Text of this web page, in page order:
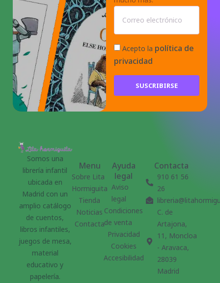
Acepto la política de
privacidad
SUSCRIBIRSE
Somos una
librería infantil
ubicada en
Madrid con un
amplio catálogo
de cuentos,
libros infantiles,
juegos de mesa,
material
educativo y
papelería.
Menu
Sobre Lita
Hormiguita
Tienda
Noticias
Contacta
Ayuda
legal
Aviso
legal
Condiciones
de venta
Privacidad
Cookies
Accesibilidad
Contacta
910 61 56
26
C. de
Artajona,
11, Moncloa
- Aravaca,
28039
Madrid